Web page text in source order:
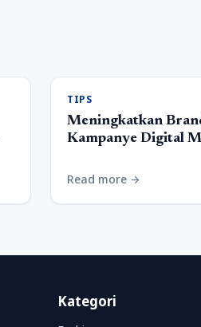
TIPS
Meningkatkan
Kampanye Digital
Read more arrow_forward
Kategori